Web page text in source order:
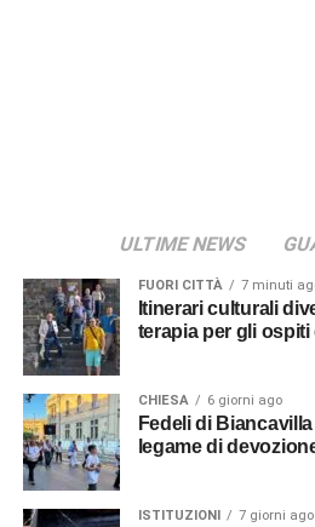
ULTIME NEWS
FUORI CITTÀ 7 minuti
Itinerari culturali
terapia per gli ospiti
CHIESA 6 giorni ago
Fedeli di
legame di
ISTITUZIONI 7 giorni ago